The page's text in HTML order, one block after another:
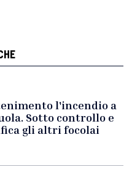
l'incendio a
Sotto controllo e
gli altri focolai